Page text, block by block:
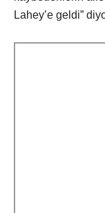
Lahey’e geldi”